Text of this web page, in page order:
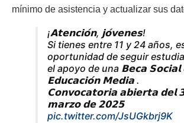
mínimo de asistencia y actualizar sus
¡𝗔𝘁𝗲𝗻𝗰𝗶𝗼́𝗻, 𝗷𝗼́𝘃𝗲𝗻𝗲𝘀!
Si tienes entre 11 y 24 años,
oportunidad de seguir
el apoyo de una 𝗕𝗲𝗰𝗮 𝗦𝗼𝗰𝗶𝗮𝗹
𝗘𝗱𝘂𝗰𝗮𝗰𝗶𝗼́𝗻 𝗠𝗲𝗱𝗶𝗮 .
𝗖𝗼𝗻𝘃𝗼𝗰𝗮𝘁𝗼𝗿𝗶𝗮 𝗮𝗯𝗶𝗲𝗿𝘁𝗮 𝗱𝗲𝗹
𝗺𝗮𝗿𝘇𝗼 𝗱𝗲 𝟮𝟬𝟮𝟱
pic.twitter.com/JsUGkbrj9K